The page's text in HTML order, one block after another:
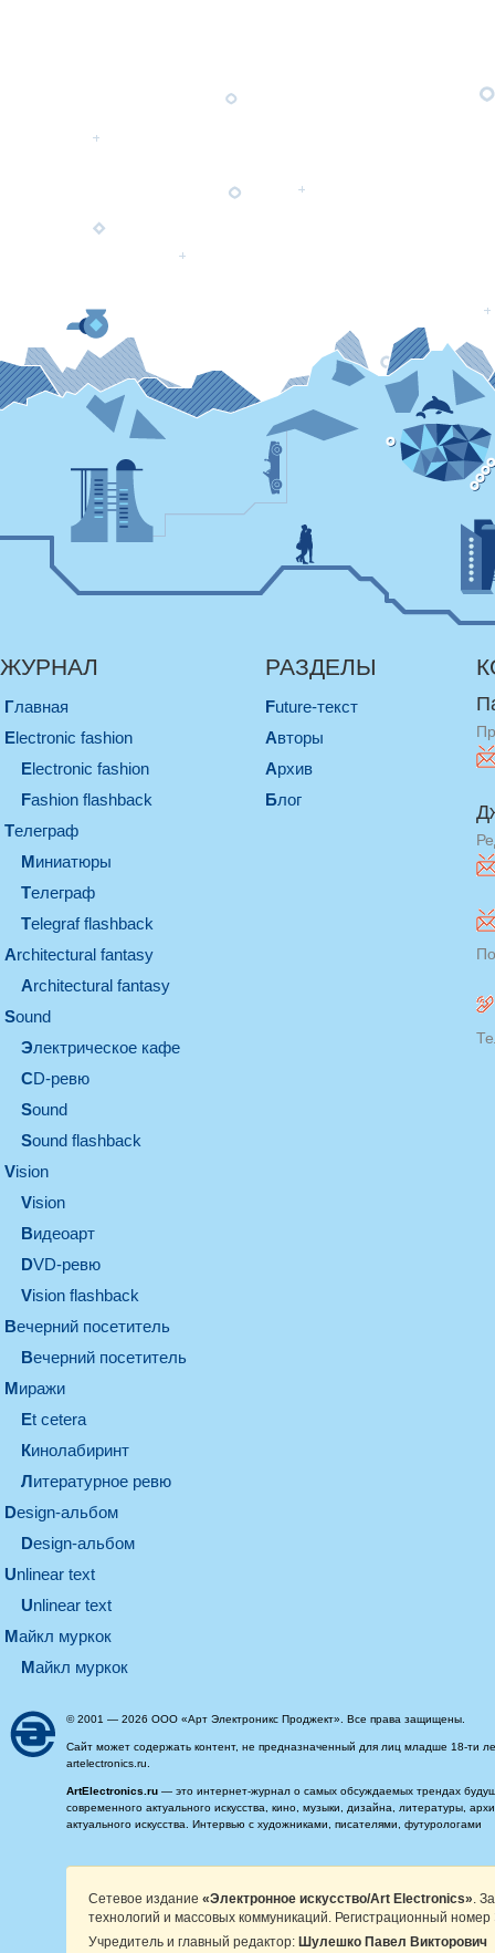
ЖУРНАЛ
Главная
electronic fashion
electronic fashion
Fashion flashback
телеграф
миниатюры
телеграф
Telegraf flashback
architectural fantasy
architectural fantasy
sound
электрическое кафе
CD-ревю
sound
Sound flashback
vision
vision
видеоарт
DVD-ревю
Vision flashback
вечерний посетитель
вечерний посетитель
миражи
et cetera
кинолабиринт
литературное ревю
design-альбом
design-альбом
unlinear text
Unlinear text
майкл муркок
майкл муркок
РАЗДЕЛЫ
Future-текст
Авторы
Архив
Блог
© 2001 — 2026 ООО «Арт Электроникс Проджект». Все права защищены.
Сайт может содержать контент, не предназначенный для лиц младше 18-ти
artelectronics.ru.
ArtElectronics.ru — это интернет-журнал о самых обсуждаемых трендах
современного актуального искусства, кино, музыки, дизайна, литературы,
актуального искусства. Интервью с художниками, писателями, футурологами
Сетевое издание «Электронное искусство/Art Electronics» .
технологий и массовых коммуникаций. Регистрационный
Учредитель и главный редактор: Шулешко Павел Викторович